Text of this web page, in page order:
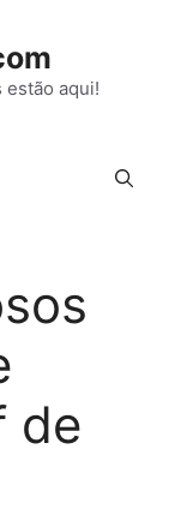
estão aqui!
de